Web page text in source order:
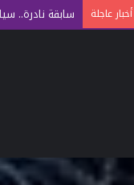
أخبار عاجلة سابقة نادرة..